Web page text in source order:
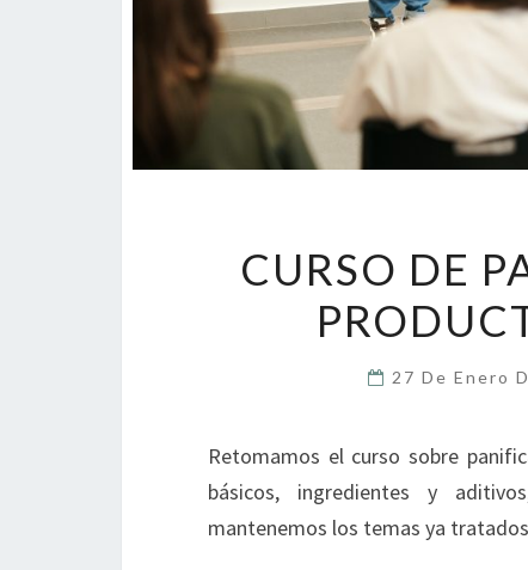
CURSO DE
27 De Enero
Retomamos el curso sobre
básicos, ingredientes y
mantenemos los temas ya